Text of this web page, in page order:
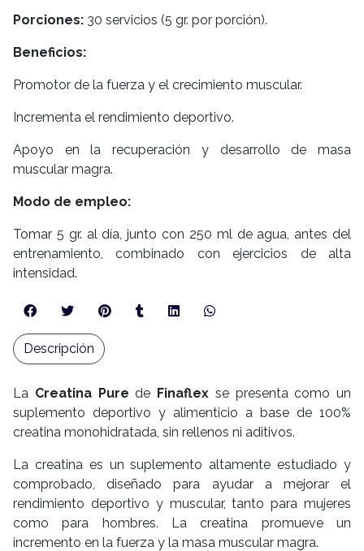
Porciones: 30 servicios (5 gr. por porción).
Beneficios:
Promotor de la fuerza y el crecimiento muscular.
Incrementa el rendimiento deportivo.
Apoyo en la recuperación y desarrollo de masa
muscular magra.
Modo de empleo:
Tomar 5 gr. al día, junto con 250 ml de agua, antes del
entrenamiento, combinado con ejercicios de alta
intensidad.
La Creatina Pure de Finaflex se presenta como un
suplemento deportivo y alimenticio a base de 100%
creatina monohidratada, sin rellenos ni aditivos.
La creatina es un suplemento altamente estudiado y
comprobado, diseñado para ayudar a mejorar el
rendimiento deportivo y muscular, tanto para mujeres
como para hombres. La creatina promueve un
incremento en la fuerza y la masa muscular magra.
Descripción